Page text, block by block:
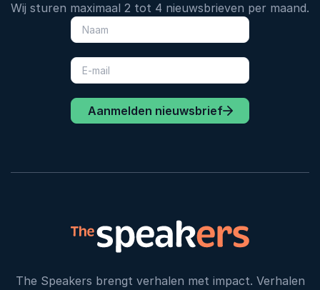
Wij sturen maximaal 2 tot 4 nieuwsbrieven per maand.
Aanmelden nieuwsbrief
The Speakers brengt verhalen met impact. Verhalen